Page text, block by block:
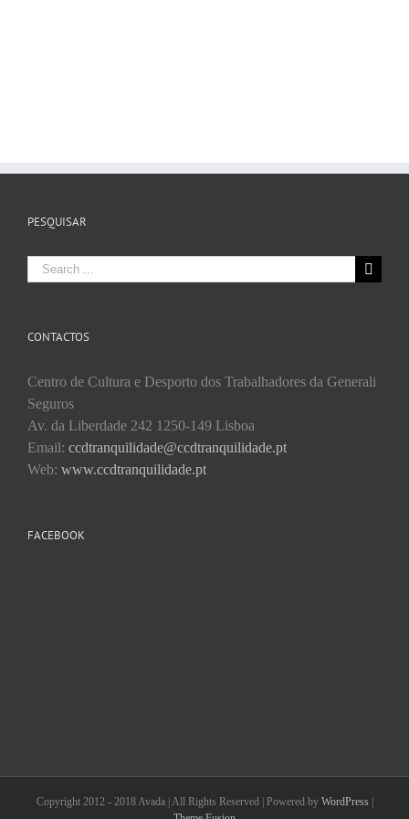
PESQUISAR
Search
for:
CONTACTOS
Centro de Cultura e Desporto dos Trabalhadores da Generali
Seguros
Av. da Liberdade 242 1250-149 Lisboa
Email: ccdtranquilidade@ccdtranquilidade.pt
Web: www.ccdtranquilidade.pt
FACEBOOK
Copyright 2012 - 2018 Avada | All Rights Reserved | Powered by WordPress|